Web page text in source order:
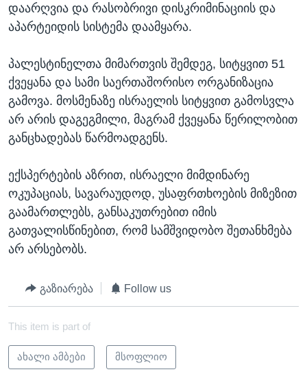
დაარღვია და რასობრივი დისკრიმინაციის და
აპარტეიდის სისტემა დაამყარა.
პალესტინელთა მიმართვის შემდეგ, სიტყვით 51
ქვეყანა და სამი საერთაშორისო ორგანიზაცია
გამოვა. მოსმენაზე ისრაელის სიტყვით გამოსვლა
არ არის დაგეგმილი, მაგრამ ქვეყანა წერილობით
განცხადებას წარმოადგენს.
ექსპერტების აზრით, ისრაელი მიმდინარე
ოკუპაციას, სავარაუდოდ, უსაფრთხოების მიზეზით
გაამართლებს, განსაკუთრებით იმის
გათვალისწინებით, რომ სამშვიდობო შეთანხმება
არ არსებობს.
გაზიარება Follow us
This item is part of
ახალი ამბები მსოფლიო